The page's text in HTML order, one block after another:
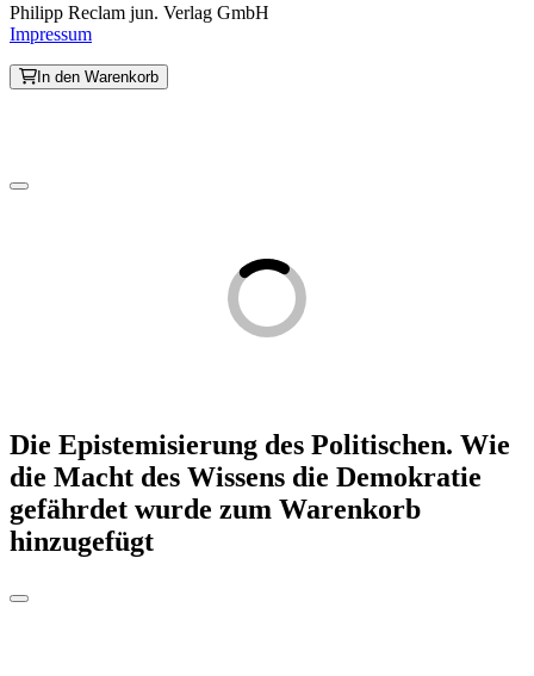
Philipp Reclam jun. Verlag GmbH
Impressum
In den Warenkorb
Die Epistemisierung des Politischen. Wie
die Macht des Wissens die Demokratie
gefährdet wurde zum Warenkorb
hinzugefügt